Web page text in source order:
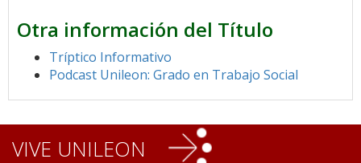
Otra información del Título
Tríptico Informativo
Podcast Unileon: Grado en Trabajo Social
VIVE UNILEON